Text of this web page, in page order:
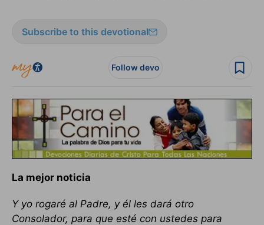
Subscribe to this devotional
Follow devo
La mejor noticia
Y yo rogaré al Padre, y él les dará otro
Consolador, para que esté con ustedes para